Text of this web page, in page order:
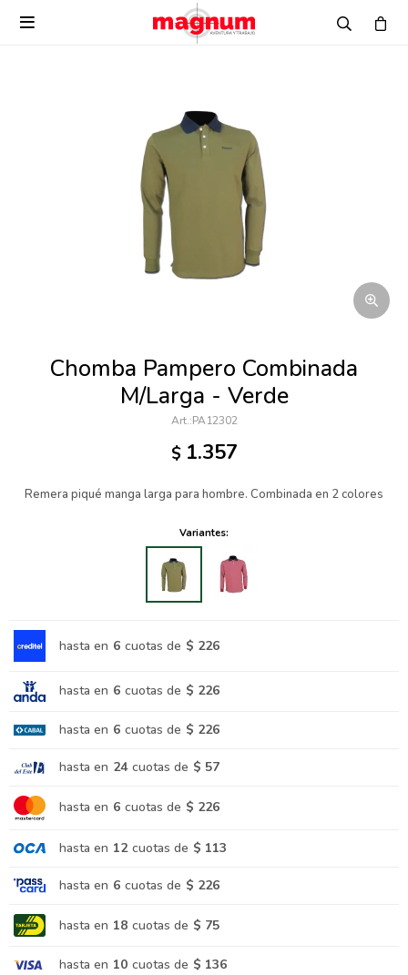

Chomba Pampero Combinada
M/Larga - Verde
PA12302
$ 1.357
Remera piqué manga larga para hombre. Combinada en 2 colores
Variantes:
hasta en 6 cuotas de $ 226
hasta en 6 cuotas de $ 226
hasta en 6 cuotas de $ 226
hasta en 24 cuotas de $ 57
hasta en 6 cuotas de $ 226
hasta en 12 cuotas de $ 113
hasta en 6 cuotas de $ 226
hasta en 18 cuotas de $ 75
hasta en 10 cuotas de $ 136